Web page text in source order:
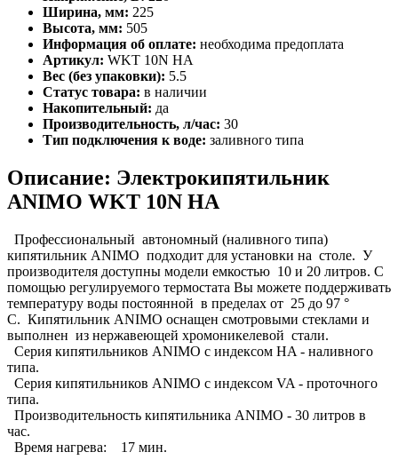
Ширина, мм: 225
Высота, мм: 505
Информация об оплате: необходима предоплата
Артикул: WKT 10N HA
Вес (без упаковки): 5.5
Статус товара: в наличии
Накопительный: да
Производительность, л/час: 30
Тип подключения к воде: заливного типа
Описание: Электрокипятильник
ANIMO WKT 10N HA
Профессиональный автономный (наливного типа)
кипятильник ANIMO подходит для установки на столе. У
производителя доступны модели емкостью 10 и 20 литров. С
помощью регулируемого термостата Вы можете поддерживать
температуру воды постоянной в пределах от 25 до 97 °
C. Кипятильник ANIMO оснащен смотровыми стеклами и
выполнен из нержавеющей хромоникелевой стали.
Серия кипятильников ANIMO с индексом HA - наливного
типа.
Серия кипятильников ANIMO с индексом VA - проточного
типа.
Производительность кипятильника ANIMO - 30 литров в
час.
Время нагрева: 17 мин.